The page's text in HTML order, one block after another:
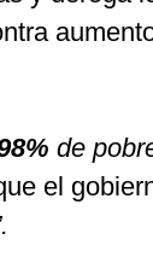
de
el